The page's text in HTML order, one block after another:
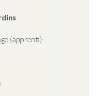
(apprenti)